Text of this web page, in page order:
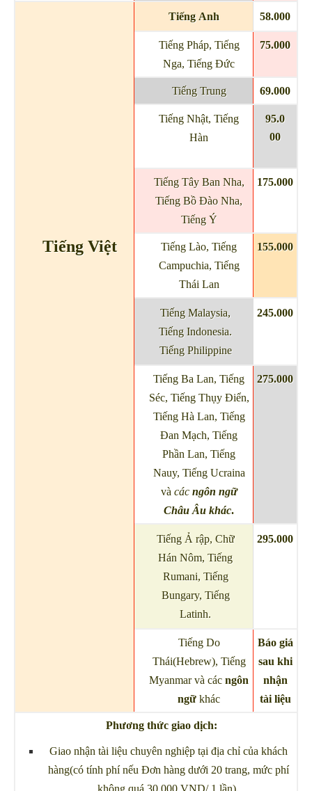
Tiếng Việt
Tiếng Anh 58.000
Tiếng Pháp, Tiếng
Nga, Tiếng Đức
75.000
Tiếng Trung 69.000
Tiếng Nhật, Tiếng
Hàn
95.0
00
Tiếng Tây Ban Nha,
Tiếng Bồ Đào Nha,
Tiếng Ý
175.000
Tiếng Lào, Tiếng
Campuchia, Tiếng
Thái Lan
155.000
Tiếng Malaysia,
Tiếng Indonesia.
Tiếng Philippine
245.000
Tiếng Ba Lan, Tiếng
Séc, Tiếng Thụy Điển,
Tiếng Hà Lan, Tiếng
Đan Mạch, Tiếng
Phần Lan, Tiếng
Nauy, Tiếng Ucraina
và các ngôn ngữ
Châu Âu khác.
275.000
Tiếng Ả rập, Chữ
Hán Nôm, Tiếng
Rumani, Tiếng
Bungary, Tiếng
Latinh.
295.000
Tiếng Do
Thái(Hebrew), Tiếng
Myanmar và các ngôn
ngữ khác
Báo giá
sau khi
nhận
tài liệu
Phương thức giao dịch:
Giao nhận tài liệu chuyên nghiệp tại địa chỉ của khách
hàng(có tính phí nếu Đơn hàng dưới 20 trang, mức phí
không quá 30.000 VND/ 1 lần).